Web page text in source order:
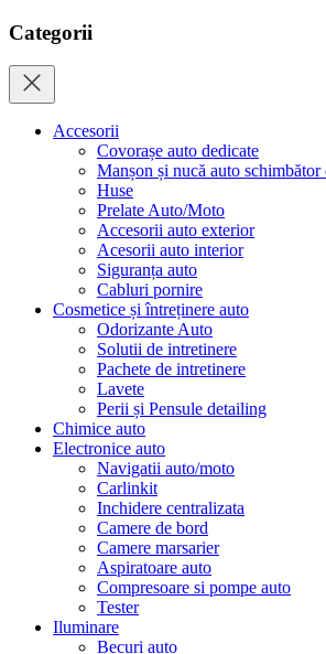
Categorii
Accesorii
Covorașe auto dedicate
Manșon și nucă auto schimbător
Huse
Prelate Auto/Moto
Accesorii auto exterior
Acesorii auto interior
Siguranța auto
Cabluri pornire
Cosmetice și întreținere auto
Odorizante Auto
Solutii de intretinere
Pachete de intretinere
Lavete
Perii și Pensule detailing
Chimice auto
Electronice auto
Navigatii auto/moto
Carlinkit
Inchidere centralizata
Camere de bord
Camere marsarier
Aspiratoare auto
Compresoare si pompe auto
Tester
Iluminare
Becuri auto